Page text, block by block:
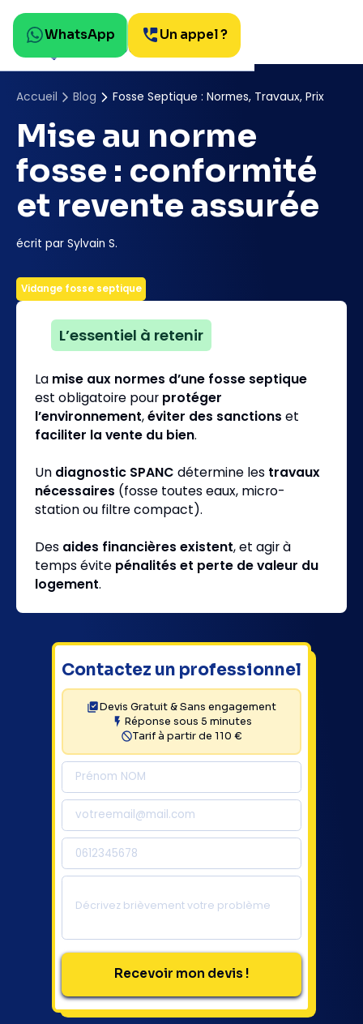
WhatsApp Un appel ?
Accueil Blog Fosse Septique : Normes, Travaux, Prix
Mise au norme
fosse : conformité
et revente assurée
écrit par Sylvain S.
Vidange fosse septique
L’essentiel à retenir
La mise aux normes d’une fosse septique
est obligatoire pour protéger
l’environnement,éviter des sanctions et
faciliter la vente du bien.
Un diagnostic SPANC détermine les travaux
nécessaires (fosse toutes eaux, micro-
station ou filtre compact).
Des aides financières existent, et agir à
temps évite pénalités et perte de valeur du
logement.
Contactez un professionnel
Devis Gratuit & Sans engagement
Réponse sous 5 minutes
Tarif à partir de 110 €